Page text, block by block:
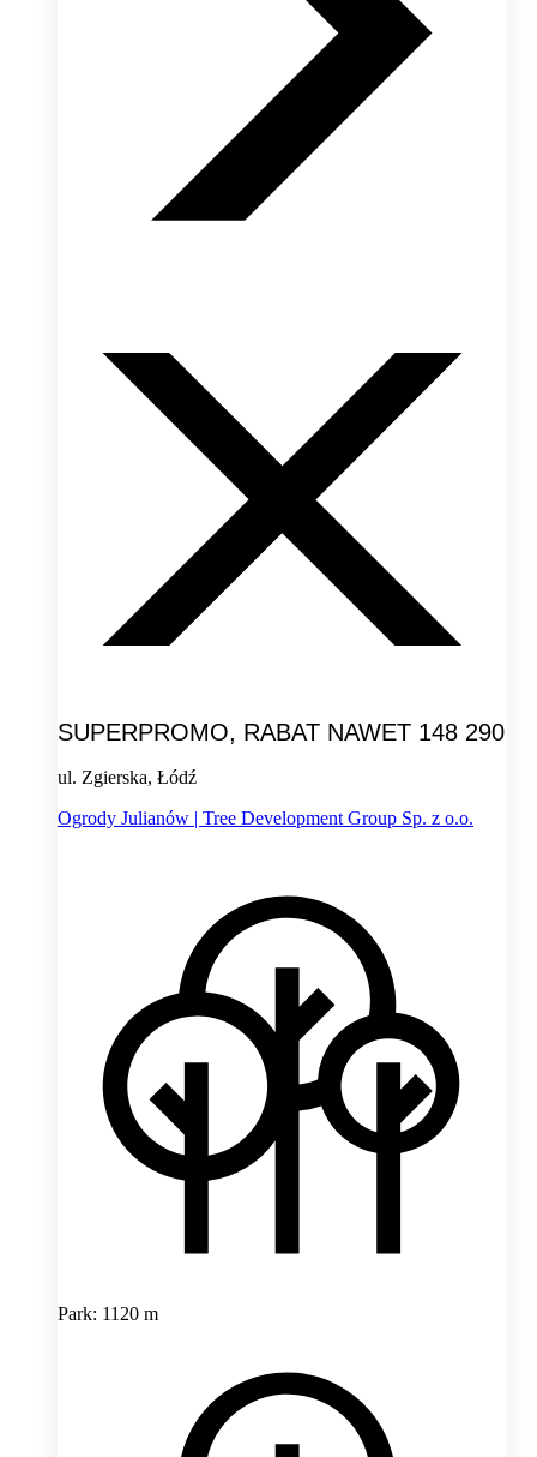
SUPERPROMO, RABAT NAWET 148 290
ul. Zgierska, Łódź
Ogrody Julianów | Tree Development Group Sp. z o.o.
Park: 1120 m